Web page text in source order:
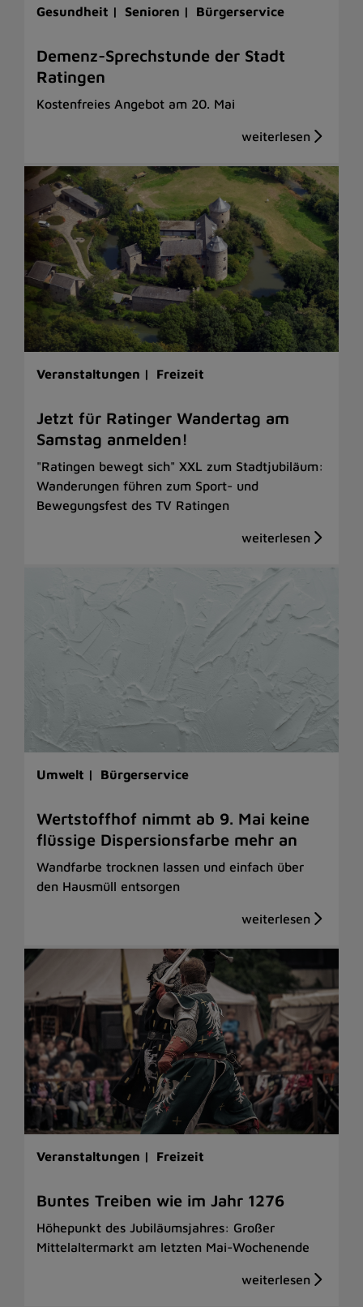
Gesundheit | Senioren | Bürgerservice
Demenz-Sprechstunde der Stadt
Ratingen
Kostenfreies Angebot am 20. Mai
Veranstaltungen | Freizeit
Jetzt für Ratinger Wandertag am
Samstag anmelden!
"Ratingen bewegt sich" XXL zum Stadtjubiläum:
Wanderungen führen zum Sport- und
Bewegungsfest des TV Ratingen
Umwelt | Bürgerservice
Wertstoffhof nimmt ab 9. Mai keine
flüssige Dispersionsfarbe mehr an
Wandfarbe trocknen lassen und einfach über
den Hausmüll entsorgen
Veranstaltungen | Freizeit
Buntes Treiben wie im Jahr 1276
Höhepunkt des Jubiläumsjahres: Großer
Mittelaltermarkt am letzten Mai-Wochenende